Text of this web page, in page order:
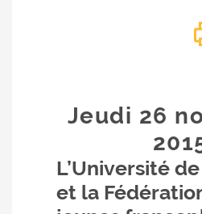
Jeudi 26
L’Université
et la